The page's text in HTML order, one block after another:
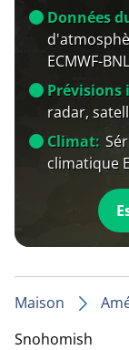
Données
ECMWF-
Prévisions
radar,
Climat:
climatique
Maison
Snohomish